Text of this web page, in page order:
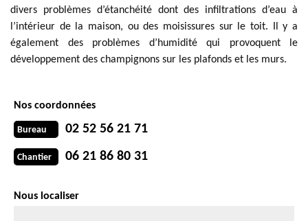
divers problèmes d’étanchéité dont des infiltrations d’eau à
l’intérieur de la maison, ou des moisissures sur le toit. Il y a
également des problèmes d’humidité qui provoquent le
développement des champignons sur les plafonds et les murs.
Nos coordonnées
Bureau 02 52 56 21 71
Chantier 06 21 86 80 31
Nous localiser